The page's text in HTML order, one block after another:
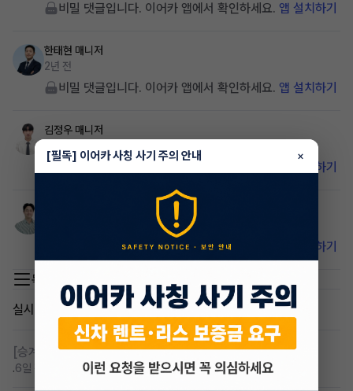
비밀 댓글입니다. 이어카 앱에서 확인하세요. 앱 설치하기
한태현 매니저
2년 전
비밀 댓글입니다. 이어카 앱에서 확인하세요. 앱 설치하기
김정우 매니저
비밀 댓글입니다. 이어카 앱에서 확인하세요. 앱 설치하기
비밀 댓글입니다. 이어카 앱에서 확인하세요. 앱 설치하기
목록 이동
실시간 인기글
[승계찾아줘] 렌탈 승계차량 찾습니다 바로진행
.6일 전 댓글 6
[필독] 이어카 사칭 사기 주의 안내 ×